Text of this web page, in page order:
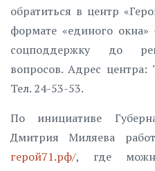
обратиться в центр
формате «единого
соцподдержку до
вопросов. Адрес центра:
Тел. 24-53-53.
По инициативе
Дмитрия Миляева
герой71.рф/, где